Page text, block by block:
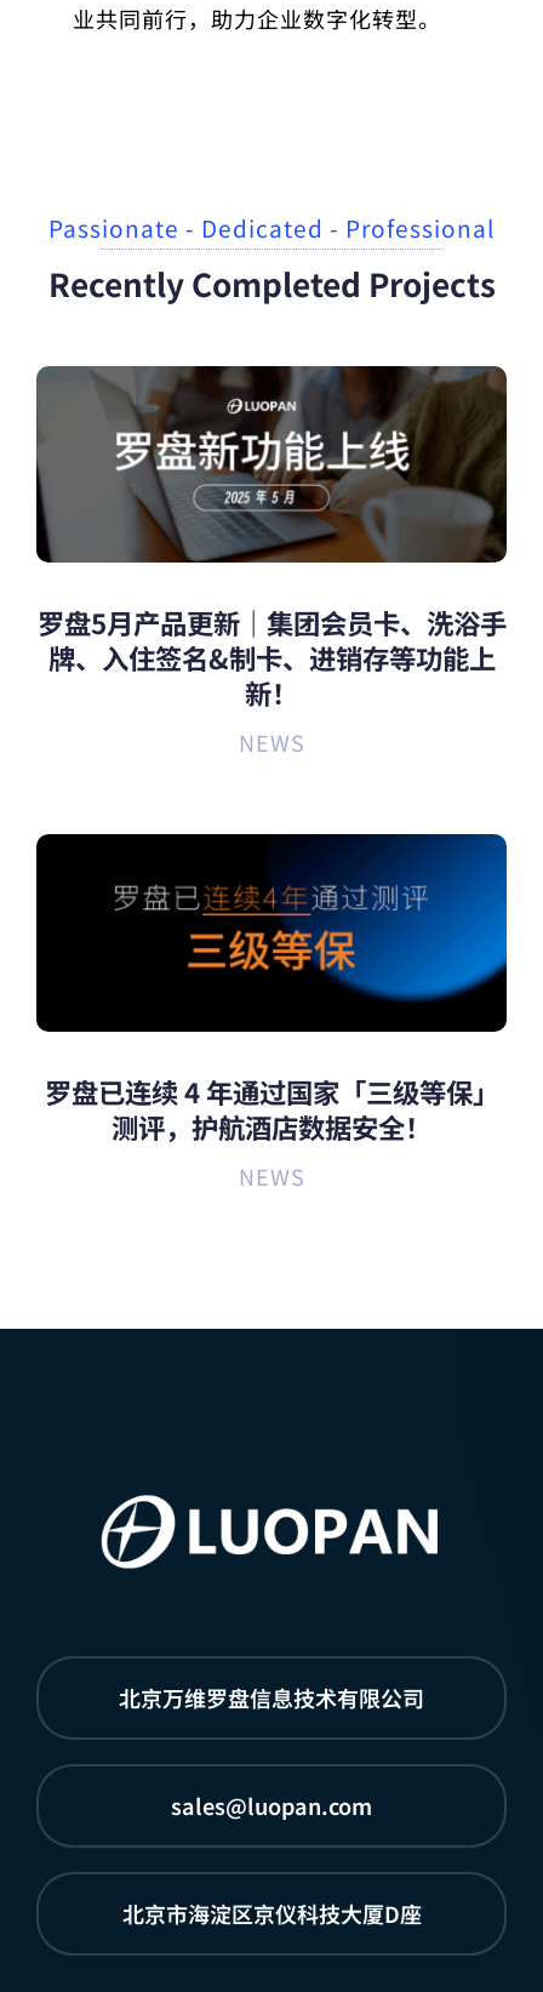
业共同前行，助力企业数字化转型。
Passionate - Dedicated - Professional
Recently Completed Projects
罗盘5月产品更新｜集团会员卡、洗浴手
牌、入住签名&制卡、进销存等功能上
新！
NEWS
罗盘已连续 4 年通过国家「三级等保」
测评，护航酒店数据安全！
NEWS
北京万维罗盘信息技术有限公司
sales@luopan.com
北京市海淀区京仪科技大厦D座